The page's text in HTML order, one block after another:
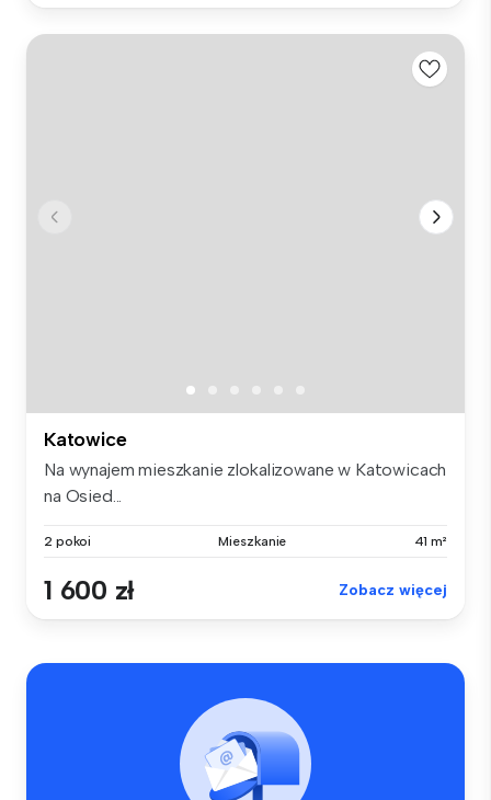
Katowice
Na wynajem mieszkanie zlokalizowane w Katowicach
na Osied...
2 pokoi Mieszkanie 41 m²
1 600 zł Zobacz więcej